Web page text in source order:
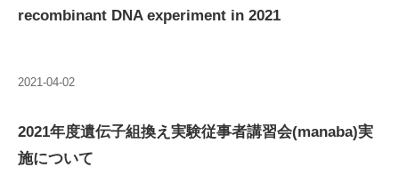
recombinant DNA experiment in 2021
2021-04-02
2021年度遺伝子組換え実験従事者講習会(manaba)実
施について